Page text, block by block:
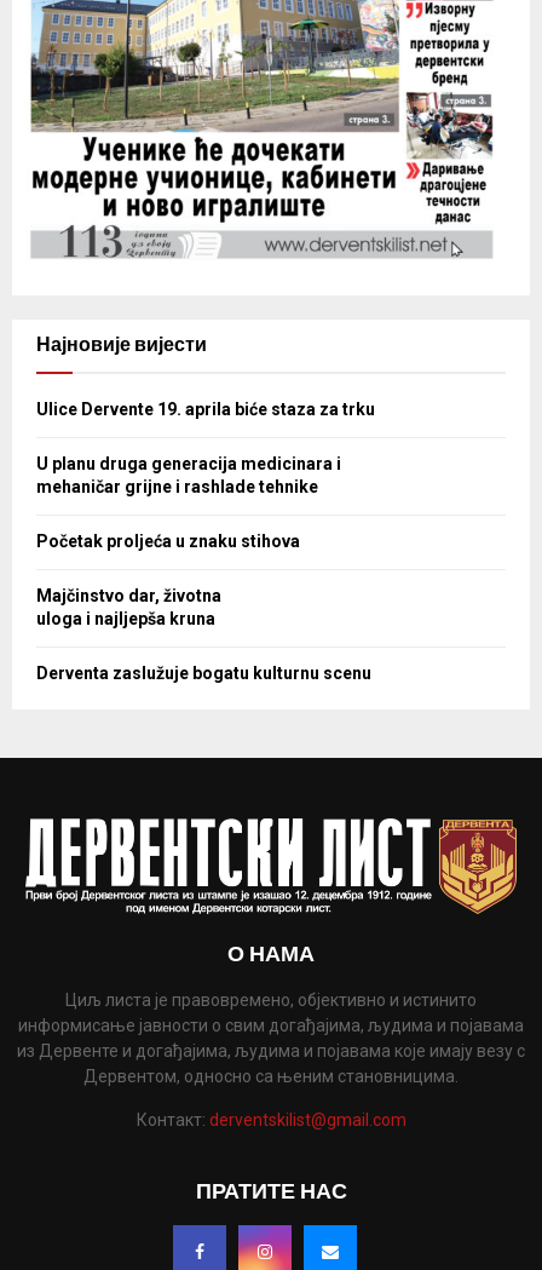
Најновије вијести
Ulice Dervente 19. aprila biće staza za trku
U planu druga generacija medicinara i
mehaničar grijne i rashlade tehnike
Početak proljeća u znaku stihova
Majčinstvo dar, životna
uloga i najljepša kruna
Derventa zaslužuje bogatu kulturnu scenu
О НАМА
Циљ листа је правовремено, објективно и истинито
информисање јавности о свим догађајима, људима и појавама
из Дервенте и догађајима, људима и појавама које имају везу с
Дервентом, односно са њеним становницима.
Контакт: derventskilist@gmail.com
ПРАТИТЕ НАС